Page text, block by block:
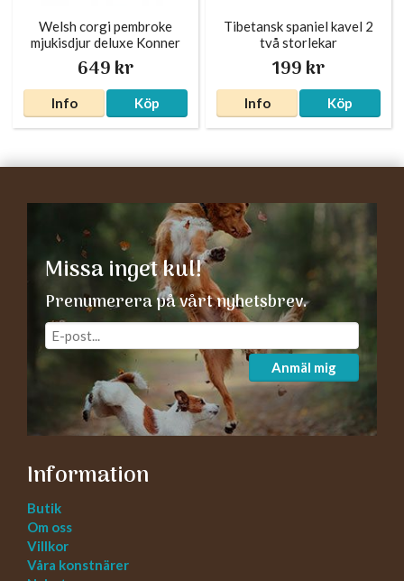
Welsh corgi pembroke
mjukisdjur deluxe Konner
649 kr
Info Köp
Tibetansk spaniel kavel 2
två storlekar
199 kr
Info Köp
Missa inget kul!
Prenumerera på vårt nyhetsbrev.
Anmäl mig
Information
Butik
Om oss
Villkor
Våra konstnärer